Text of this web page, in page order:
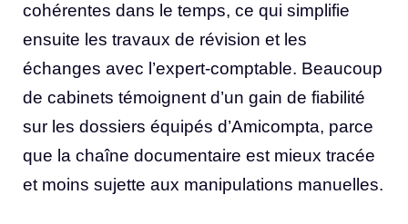
cohérentes dans le temps, ce qui simplifie
ensuite les travaux de révision et les
échanges avec l’expert-comptable. Beaucoup
de cabinets témoignent d’un gain de fiabilité
sur les dossiers équipés d’Amicompta, parce
que la chaîne documentaire est mieux tracée
et moins sujette aux manipulations manuelles.